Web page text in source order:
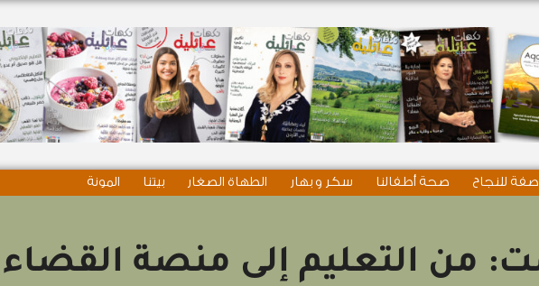
للنجاح صحة أطفالنا سكر و بهار الطهاة الصغار بيتنا المونة
من التعليم إلى منصة القضاء